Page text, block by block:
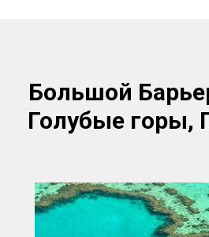
Большой
Голубые горы,